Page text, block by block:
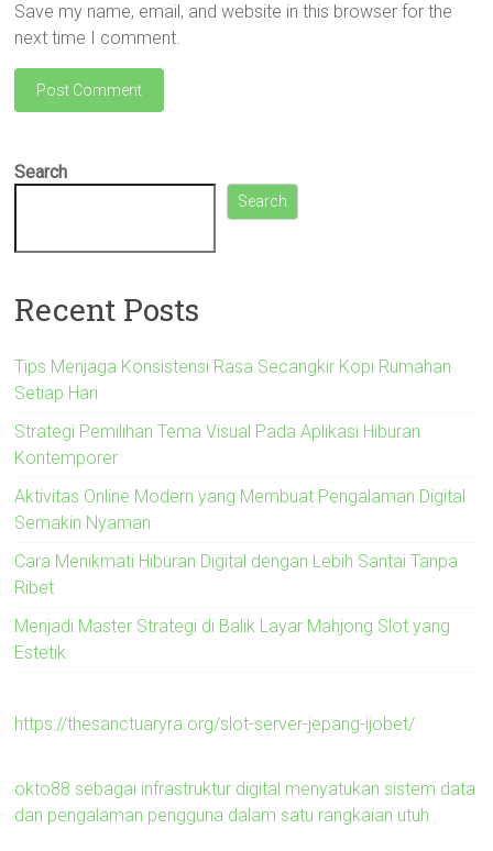
Save my name, email, and website in this browser for the
next time I comment.
Search
Search
Recent Posts
Tips Menjaga Konsistensi Rasa Secangkir Kopi Rumahan
Setiap Hari
Strategi Pemilihan Tema Visual Pada Aplikasi Hiburan
Kontemporer
Aktivitas Online Modern yang Membuat Pengalaman Digital
Semakin Nyaman
Cara Menikmati Hiburan Digital dengan Lebih Santai Tanpa
Ribet
Menjadi Master Strategi di Balik Layar Mahjong Slot yang
Estetik
https://thesanctuaryra.org/slot-server-jepang-ijobet/
okto88 sebagai infrastruktur digital menyatukan sistem data
dan pengalaman pengguna dalam satu rangkaian utuh